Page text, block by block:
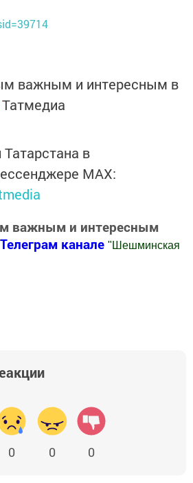
важным и интересным в
Татмедиа
в
MАХ:
важным и интересным
Телеграм канале " Шешминская
0 0 0